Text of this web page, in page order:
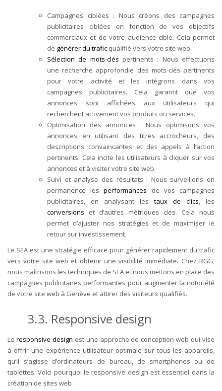
Campagnes ciblées : Nous créons des campagnes
publicitaires ciblées en fonction de vos objectifs
commerciaux et de votre audience cible. Cela permet
de générer du trafic qualifié vers votre site web.
Sélection de mots-clés pertinents : Nous effectuons
une recherche approfondie des mots-clés pertinents
pour votre activité et les intégrons dans vos
campagnes publicitaires. Cela garantit que vos
annonces sont affichées aux utilisateurs qui
recherchent activement vos produits ou services.
Optimisation des annonces : Nous optimisons vos
annonces en utilisant des titres accrocheurs, des
descriptions convaincantes et des appels à l’action
pertinents. Cela incite les utilisateurs à cliquer sur vos
annonces et à visiter votre site web.
Suivi et analyse des résultats : Nous surveillons en
permanence lesperformances de vos campagnes
publicitaires, en analysant les taux de clics, les
conversions et d’autres métriques clés. Cela nous
permet d’ajuster nos stratégies et de maximiser le
retour sur investissement.
Le SEA est une stratégie efficace pour générer rapidement du trafic
vers votre site web et obtenir une visibilité immédiate. Chez RGG,
nous maîtrisons les techniques de SEA et nous mettons en place des
campagnes publicitaires performantes pour augmenter la notoriété
de votre site web à Genève et attirer des visiteurs qualifiés.
3.3. Responsive design
Le responsive design est une approche de conception web qui vise
à offrir une expérience utilisateur optimale sur tous les appareils,
qu’il s’agisse d’ordinateurs de bureau, de smartphones ou de
tablettes. Voici pourquoi le responsive design est essentiel dans la
création de sites web :